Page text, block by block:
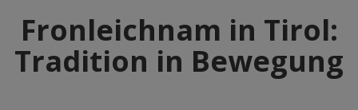
Fronleichnam in Tirol:
Tradition in Bewegung